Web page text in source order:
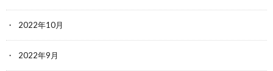
2022年10月
2022年9月